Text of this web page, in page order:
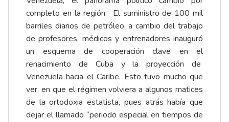
completo en la región. El suministro de 100 mil
barriles diarios de petróleo, a cambio del trabajo
de profesores, médicos y entrenadores inauguró
un esquema de cooperación clave en el
renacimiento de Cuba y la proyección de
Venezuela hacia el Caribe. Esto tuvo mucho que
ver, en que el régimen volviera a algunos matices
de la ortodoxia estatista, pues atrás había que
dejar el llamado “periodo especial en tiempos de